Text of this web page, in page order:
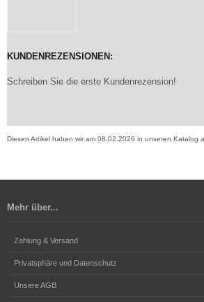
KUNDENREZENSIONEN:
Schreiben Sie die erste Kundenrezension!
Diesen Artikel haben wir am 08.02.2026 in unseren Katalog
Mehr über...
Zahlung & Versand
Privatsphäre und Datenschutz
Unsere AGB